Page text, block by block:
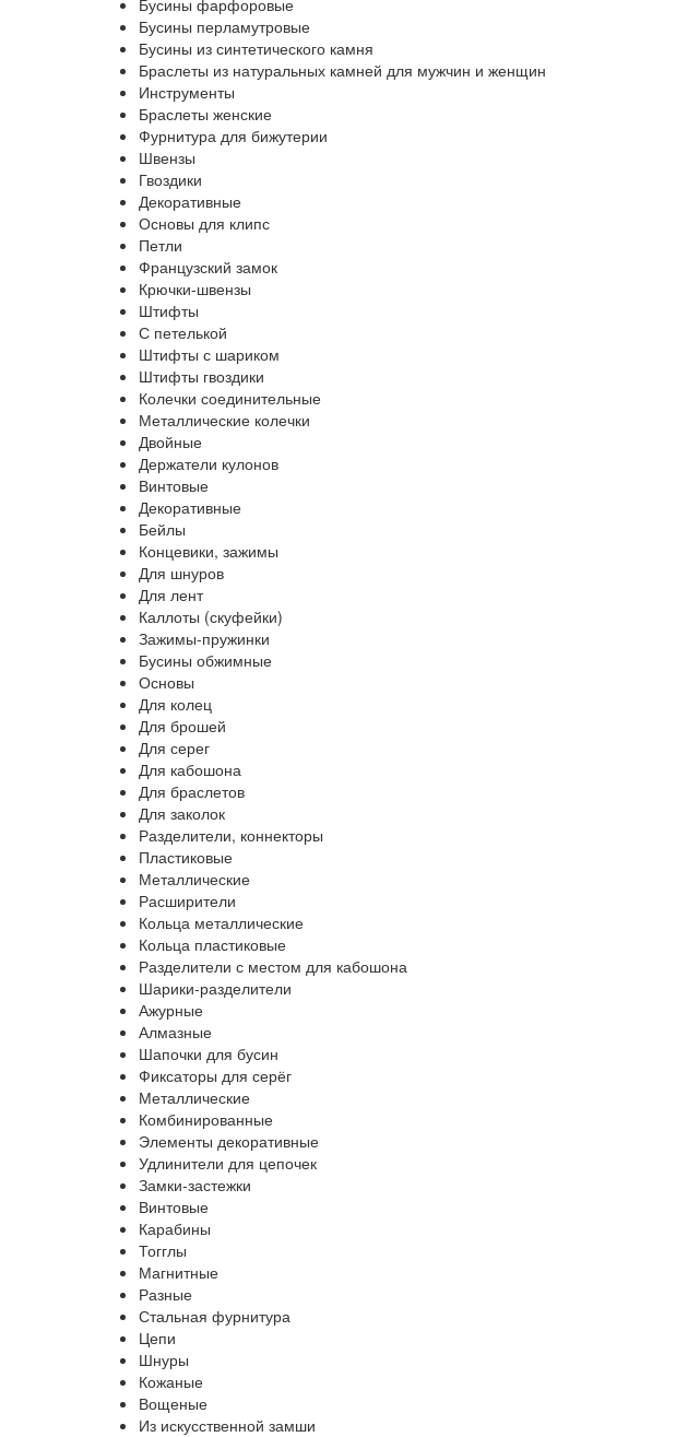
Бусины фарфоровые
Бусины перламутровые
Бусины из синтетического камня
Браслеты из натуральных камней для мужчин и женщин
Инструменты
Браслеты женские
Фурнитура для бижутерии
Швензы
Гвоздики
Декоративные
Основы для клипс
Петли
Французский замок
Крючки-швензы
Штифты
С петелькой
Штифты с шариком
Штифты гвоздики
Колечки соединительные
Металлические колечки
Двойные
Держатели кулонов
Винтовые
Декоративные
Бейлы
Концевики, зажимы
Для шнуров
Для лент
Каллоты (скуфейки)
Зажимы-пружинки
Бусины обжимные
Основы
Для колец
Для брошей
Для серег
Для кабошона
Для браслетов
Для заколок
Разделители, коннекторы
Пластиковые
Металлические
Расширители
Кольца металлические
Кольца пластиковые
Разделители с местом для кабошона
Шарики-разделители
Ажурные
Алмазные
Шапочки для бусин
Фиксаторы для серёг
Металлические
Комбинированные
Элементы декоративные
Удлинители для цепочек
Замки-застежки
Винтовые
Карабины
Тогглы
Магнитные
Разные
Стальная фурнитура
Цепи
Шнуры
Кожаные
Вощеные
Из искусственной замши